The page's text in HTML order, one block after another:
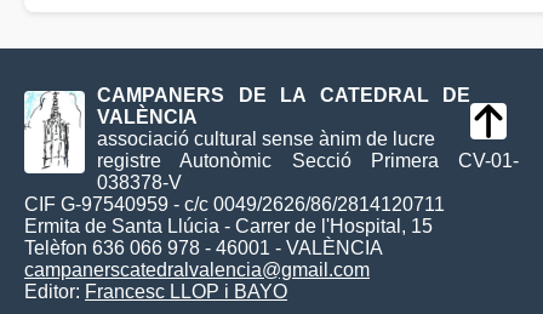
CAMPANERS DE LA CATEDRAL DE
VALÈNCIA
associació cultural sense ànim de lucre
registre Autonòmic Secció Primera CV-01-
038378-V
CIF G-97540959 - c/c 0049/2626/86/2814120711
Ermita de Santa Llúcia - Carrer de l'Hospital, 15
Telèfon 636 066 978 - 46001 - VALÈNCIA
campanerscatedralvalencia@gmail.com
Editor: Francesc LLOP i BAYO